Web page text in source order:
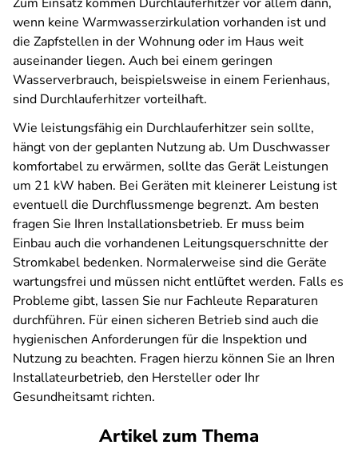
wenn keine Warmwasserzirkulation vorhanden ist und
die Zapfstellen in der Wohnung oder im Haus weit
auseinander liegen. Auch bei einem geringen
Wasserverbrauch, beispielsweise in einem Ferienhaus,
sind Durchlauferhitzer vorteilhaft.
Wie leistungsfähig ein Durchlauferhitzer sein sollte,
hängt von der geplanten Nutzung ab. Um Duschwasser
komfortabel zu erwärmen, sollte das Gerät Leistungen
um 21 kW haben. Bei Geräten mit kleinerer Leistung ist
eventuell die Durchflussmenge begrenzt. Am besten
fragen Sie Ihren Installationsbetrieb. Er muss beim
Einbau auch die vorhandenen Leitungsquerschnitte der
Stromkabel bedenken. Normalerweise sind die Geräte
wartungsfrei und müssen nicht entlüftet werden. Falls es
Probleme gibt, lassen Sie nur Fachleute Reparaturen
durchführen. Für einen sicheren Betrieb sind auch die
hygienischen Anforderungen für die Inspektion und
Nutzung zu beachten. Fragen hierzu können Sie an Ihren
Installateurbetrieb, den Hersteller oder Ihr
Gesundheitsamt richten.
Artikel zum Thema